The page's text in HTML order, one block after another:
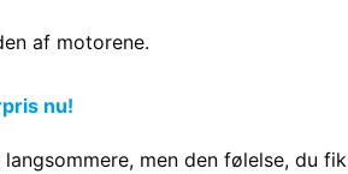
af motorene.
nu!
men den følelse, du fik